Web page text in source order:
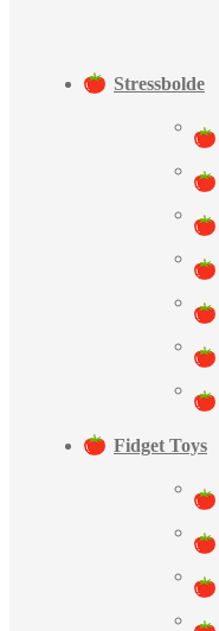
Stressbolde
Fidget Toys